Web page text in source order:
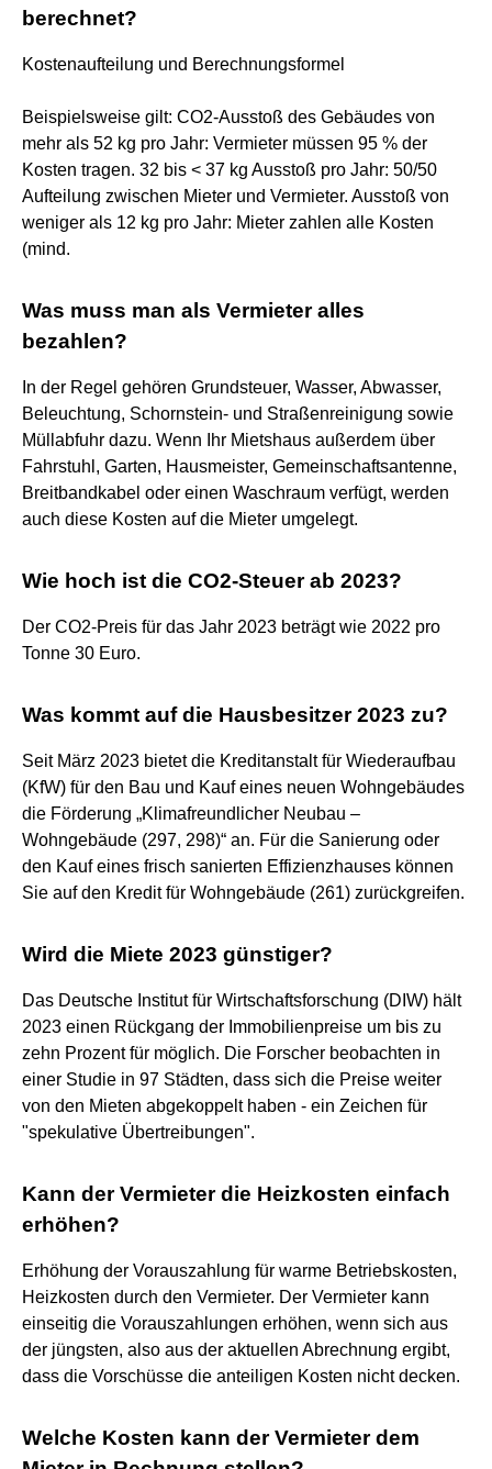
berechnet?
Kostenaufteilung und Berechnungsformel
Beispielsweise gilt: CO2-Ausstoß des Gebäudes von
mehr als 52 kg pro Jahr: Vermieter müssen 95 % der
Kosten tragen. 32 bis < 37 kg Ausstoß pro Jahr: 50/50
Aufteilung zwischen Mieter und Vermieter. Ausstoß von
weniger als 12 kg pro Jahr: Mieter zahlen alle Kosten
(mind.
Was muss man als Vermieter alles
bezahlen?
In der Regel gehören Grundsteuer, Wasser, Abwasser,
Beleuchtung, Schornstein- und Straßenreinigung sowie
Müllabfuhr dazu. Wenn Ihr Mietshaus außerdem über
Fahrstuhl, Garten, Hausmeister, Gemeinschaftsantenne,
Breitbandkabel oder einen Waschraum verfügt, werden
auch diese Kosten auf die Mieter umgelegt.
Wie hoch ist die CO2-Steuer ab 2023?
Der CO2-Preis für das Jahr 2023 beträgt wie 2022 pro
Tonne 30 Euro.
Was kommt auf die Hausbesitzer 2023 zu?
Seit März 2023 bietet die Kreditanstalt für Wiederaufbau
(KfW) für den Bau und Kauf eines neuen Wohngebäudes
die Förderung „Klimafreundlicher Neubau –
Wohngebäude (297, 298)“ an. Für die Sanierung oder
den Kauf eines frisch sanierten Effizienzhauses können
Sie auf den Kredit für Wohngebäude (261) zurückgreifen.
Wird die Miete 2023 günstiger?
Das Deutsche Institut für Wirtschaftsforschung (DIW) hält
2023 einen Rückgang der Immobilienpreise um bis zu
zehn Prozent für möglich. Die Forscher beobachten in
einer Studie in 97 Städten, dass sich die Preise weiter
von den Mieten abgekoppelt haben - ein Zeichen für
"spekulative Übertreibungen".
Kann der Vermieter die Heizkosten einfach
erhöhen?
Erhöhung der Vorauszahlung für warme Betriebskosten,
Heizkosten durch den Vermieter. Der Vermieter kann
einseitig die Vorauszahlungen erhöhen, wenn sich aus
der jüngsten, also aus der aktuellen Abrechnung ergibt,
dass die Vorschüsse die anteiligen Kosten nicht decken.
Welche Kosten kann der Vermieter dem